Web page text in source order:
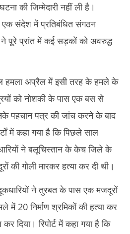
की जिम्मेदारी नहीं ली है।
एक संदेश में प्रतिबंधित संगठन
पूरे प्रांत में कई सड़कों को अवरुद्ध
हमला अप्रैल में इसी तरह के हमले के
को नोशकी के पास एक बस से
पहचान पत्र की जांच करने के बाद
में कहा गया है कि पिछले साल
ने बलूचिस्तान के केच जिले के
की गोली मारकर हत्या कर दी थी।
ने तुरबत के पास एक मजदूरों
में 20 निर्माण श्रमिकों की हत्या कर
दिया। रिपोर्ट में कहा गया है कि